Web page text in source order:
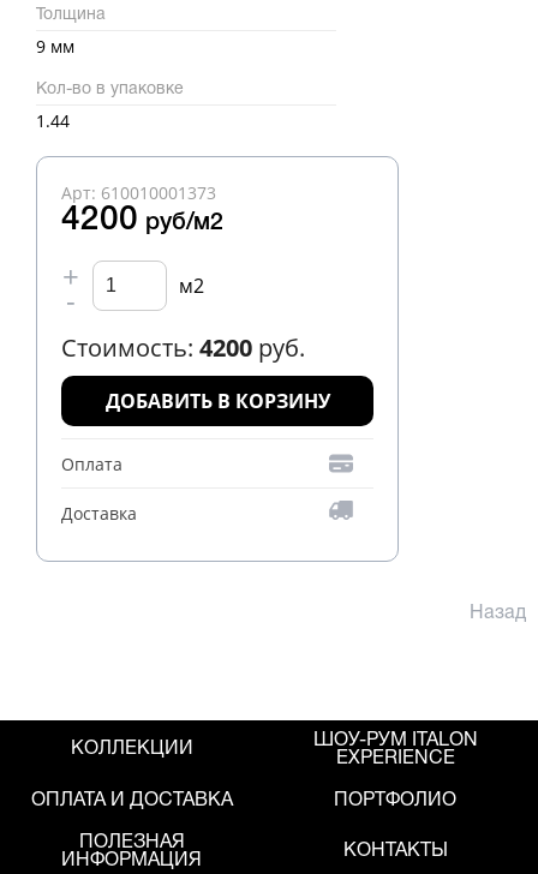
Толщина
9 мм
Кол-во в упаковке
1.44
Арт: 610010001373
4200 руб/м2
+
- м2
Стоимость: 4200 руб.
ДОБАВИТЬ В КОРЗИНУ
Оплата
Доставка
Назад
КОЛЛЕКЦИИ
ШОУ-РУМ ITALON
EXPERIENCE
ОПЛАТА И ДОСТАВКА ПОРТФОЛИО
ПОЛЕЗНАЯ
ИНФОРМАЦИЯ
КОНТАКТЫ